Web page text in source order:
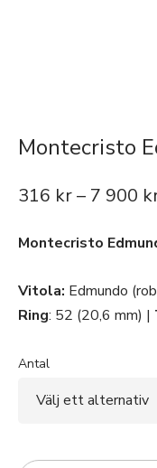
Montecristo
316 kr– 7 900
Montecristo
Vitola: Edmundo
Ring: 52 (20,6 mm) |
Antal